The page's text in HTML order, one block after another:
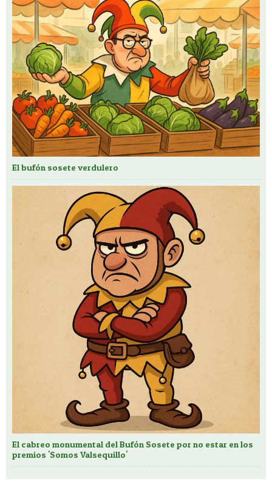
El bufón sosete verdulero
El cabreo monumental del Bufón Sosete por no estar en los
premios 'Somos Valsequillo'